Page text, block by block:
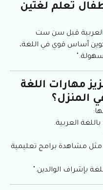
تعلم لغتين
العربية قبل سن ست
أساس قوي في اللغة،
مهارات اللغة
المنزل؟
العربية.
مشاهدة برامج تعليمية
بإشراف الوالدين."